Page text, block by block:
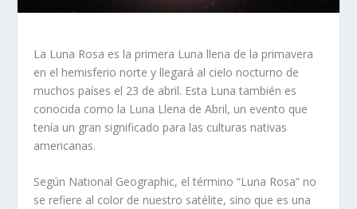
La Luna Rosa es la primera Luna llena de la primavera
en el hemisferio norte y llegará al cielo nocturno de
muchos países el 23 de abril. Esta Luna también es
conocida como la Luna Llena de Abril, un evento que
tenía un gran significado para las culturas nativas
americanas.
Según National Geographic, el término “Luna Rosa” no
se refiere al color de nuestro satélite, sino que es una